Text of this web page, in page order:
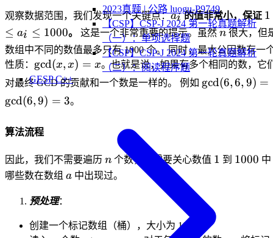
2023真题 | 公路 luogu-P9749
【CSP】CSP-J 2024 第一轮真题解析
（一）：单项选择题
【CSP】CSP-J 2024 第一轮真题解析
（二）：阅读程序题
GESP C++
观察数据范围，我们发现一个关键点：a_i
ai的值非常小，保证 1
≤ ai ≤ 1000。 这是一个非常重要的提示。虽然n
n 很大，但
数组中不同的数值最多只有 1000 个。 同时，最大公因数有一
性质： \gcd(x,
x) = x
gcd(x, x) = x。也就是说，如果有多个相同的数，它
对最终 GCD 的贡献和一个数是一样的。 例如 \gcd(6,
gcd(6, 6, 9) =
gcd(6, 9) = 3。
算法流程
因此，我们不需要遍历 n
n 个数，只需要关心数值 1
1 到 1000
1000 中
哪些数在数组 a
a 中出现过。
预处理：
创建一个标记数组（桶），大小为 1005。